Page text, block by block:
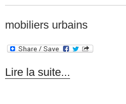
mobiliers urbains
Lire la suite...